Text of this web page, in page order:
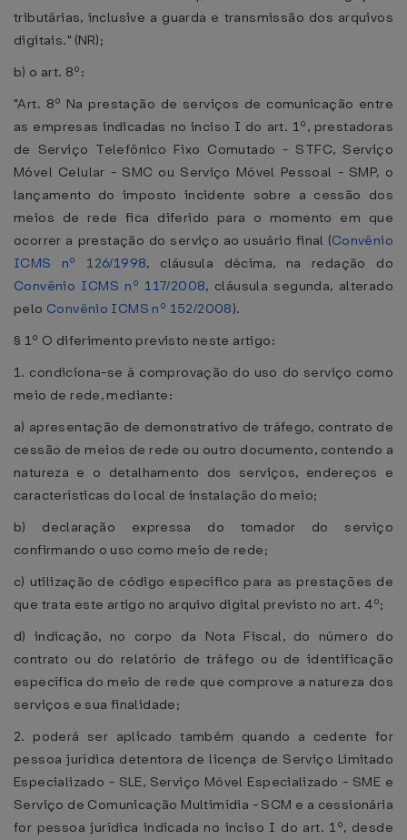
tributárias, inclusive a guarda e transmissão dos arquivos
digitais." (NR);
b) o art. 8º:
"Art. 8º Na prestação de serviços de comunicação entre
as empresas indicadas no inciso I do art. 1º, prestadoras
de Serviço Telefônico Fixo Comutado - STFC, Serviço
Móvel Celular - SMC ou Serviço Móvel Pessoal - SMP, o
lançamento do imposto incidente sobre a cessão dos
meios de rede fica diferido para o momento em que
ocorrer a prestação do serviço ao usuário final (Convênio
ICMS nº 126/1998, cláusula décima, na redação do
Convênio ICMS nº 117/2008, cláusula segunda, alterado
pelo Convênio ICMS nº 152/2008).
§ 1º O diferimento previsto neste artigo:
1. condiciona-se à comprovação do uso do serviço como
meio de rede, mediante:
a) apresentação de demonstrativo de tráfego, contrato de
cessão de meios de rede ou outro documento, contendo a
natureza e o detalhamento dos serviços, endereços e
características do local de instalação do meio;
b) declaração expressa do tomador do serviço
confirmando o uso como meio de rede;
c) utilização de código específico para as prestações de
que trata este artigo no arquivo digital previsto no art. 4º;
d) indicação, no corpo da Nota Fiscal, do número do
contrato ou do relatório de tráfego ou de identificação
específica do meio de rede que comprove a natureza dos
serviços e sua finalidade;
2. poderá ser aplicado também quando a cedente for
pessoa jurídica detentora de licença de Serviço Limitado
Especializado - SLE, Serviço Móvel Especializado - SME e
Serviço de Comunicação Multimídia - SCM e a cessionária
for pessoa jurídica indicada no inciso I do art. 1º, desde